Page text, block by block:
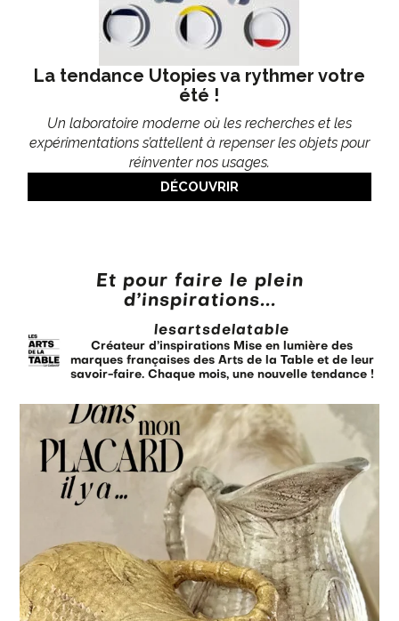
La tendance Utopies va rythmer votre
été !
Un laboratoire moderne où les recherches et les
expérimentations s’attellent à repenser les objets pour
réinventer nos usages.
DÉCOUVRIR
Et pour faire le plein
d’inspirations...
lesartsdelatable
Créateur d’inspirations Mise en lumière des
marques françaises des Arts de la Table et de leur
savoir-faire.Chaque mois, une nouvelle tendance !